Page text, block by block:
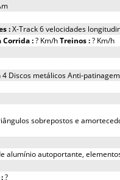
:X-Track 6 velocidades
Corrida :? Km/hTreinos :? Km/h
4 Discos metálicos Anti-patinagem
sobrepostos e
alumínio autoportante,
?